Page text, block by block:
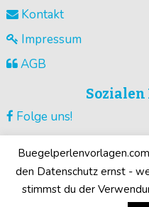
Kontakt
Impressum
AGB
Folge uns!
Guck unsere Videos !
Deine Motive!
den Datenschutz ernst -
stimmst du der